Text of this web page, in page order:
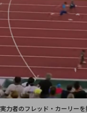
実力者のフレッド・カーリー